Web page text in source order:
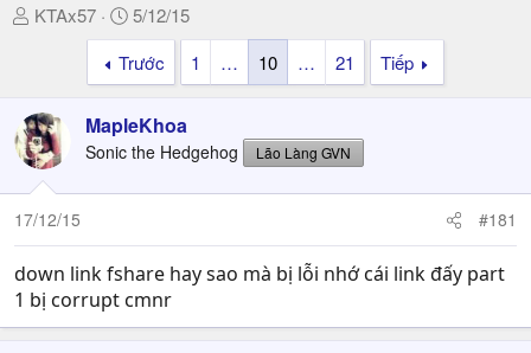
T
a
d
s
t
a
e
r
KTAx57
N
g
à
y
g
ử
i
5/12/15
Trước
1 … 10 … 21 Tiếp
MapleKhoa
Sonic the Hedgehog Lão Làng GVN
17/12/15 #181
down link fshare hay sao mà bị lỗi nhớ cái link đấy part
1 bị corrupt cmnr